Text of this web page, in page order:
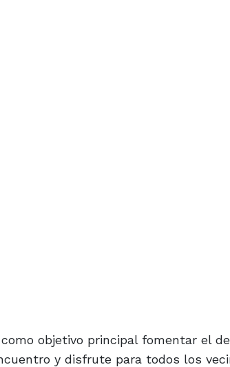
objetivo principal fomentar el
y disfrute para todos los